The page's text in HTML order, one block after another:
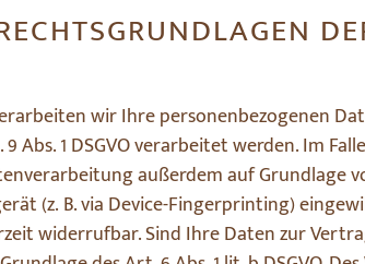
wir Ihre personenbezogenen
Abs. 1 DSGVO verarbeitet werden. Im
außerdem auf Grundlage
(z. B. via Device-Fingerprinting)
widerrufbar. Sind Ihre Daten zur